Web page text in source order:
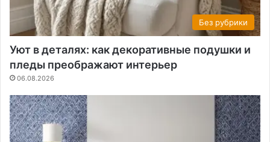
Без рубрики
Уют в деталях: как декоративные подушки и
пледы преображают интерьер
06.08.2026